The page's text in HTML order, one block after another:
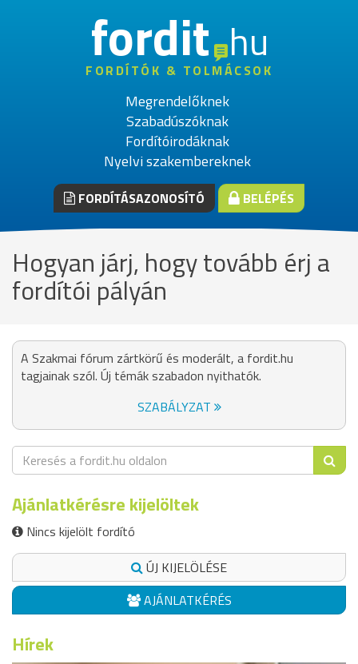
fordithu
FORDÍTÓK & TOLMÁCSOK
Megrendelőknek
Szabadúszóknak
Fordítóirodáknak
Nyelvi szakembereknek
FORDÍTÁSAZONOSÍTÓ BELÉPÉS
Hogyan járj, hogy tovább érj a
fordítói pályán
A Szakmai fórum zártkörű és moderált, a fordit.hu
tagjainak szól. Új témák szabadon nyithatók.
SZABÁLYZAT
Ajánlatkérésre kijelöltek
Nincs kijelölt fordító
ÚJ KIJELÖLÉSE
AJÁNLATKÉRÉS
Hírek